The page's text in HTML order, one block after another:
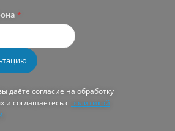
*
даёте согласие на обработку
и соглашаетесь с политикой